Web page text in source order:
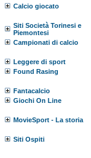
Calcio giocato
Siti Società Torinesi e
Piemontesi
Campionati di calcio
Leggere di sport
Found Rasing
Fantacalcio
Giochi On Line
MovieSport - La storia
Siti Ospiti